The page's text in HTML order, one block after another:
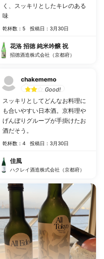
く、スッキリとしたキレのある
味
乾杯数：5 投稿日：3月30日
花洛 招徳 純米吟醸 祝
招德酒造株式会社（京都府）
chakememo
Good!
スッキリとしてどんなお料理に
も合いやすい日本酒。京料理や
げんぼりグループが手掛けたお
酒だそう。
乾杯数：4 投稿日：3月30日
佳風
ハクレイ酒造株式会社（京都府）